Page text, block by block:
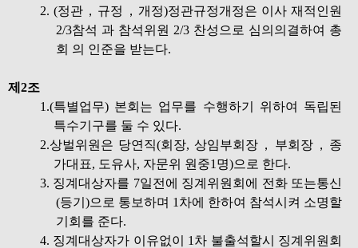
2. (정관，규정，개정)정관규정개정은 이사 재적인원
2/3참석 과 참석위원 2/3 찬성으로 심의의결하여 총
회 의 인준을 받는다.
제2조
1.(특별업무) 본회는 업무를 수행하기 위하여 독립된
특수기구를 둘 수 있다.
2.상벌위원은 당연직(회장, 상임부회장，부회장，종
가대표, 도유사, 자문위 원중1명)으로 한다.
3. 징계대상자를 7일전에 징계위원회에 전화 또는통신
(등기)으로 통보하며 1차에 한하여 참석시켜 소명할
기회를 준다.
4. 징계대상자가 이유없이 1차 불출석할시 징계위원회